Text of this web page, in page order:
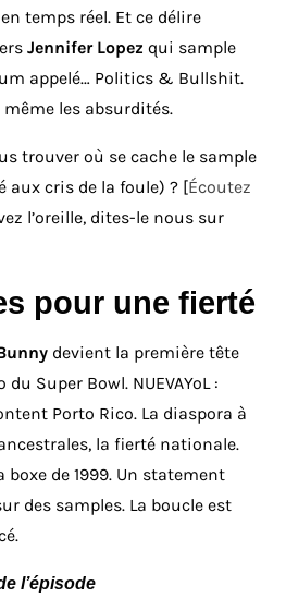
temps réel. Et ce délire
Jennifer Lopez qui sample
appelé… Politics & Bullshit.
les absurdités.
trouver où se cache le sample
aux cris de la foule) ? [Écoutez
l’oreille, dites-le nous sur
pour une fierté
devient la première tête
Super Bowl. NUEVAYoL :
Porto Rico. La diaspora à
la fierté nationale.
boxe de 1999. Un statement
des samples. La boucle est
l’épisode